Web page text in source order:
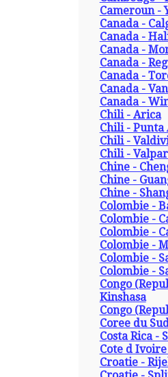
Cameroun -
Canada -
Canada -
Canada -
Canada -
Canada -
Canada -
Canada -
Chili - Arica
Chili - Punta
Chili -
Chili -
Chine -
Chine -
Chine -
Colombie -
Colombie -
Colombie -
Colombie -
Colombie -
Colombie -
Congo
Kinshasa
Congo
Coree du
Costa Rica -
Cote d
Croatie -